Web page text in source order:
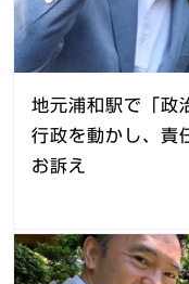
地元浦和駅で「政
行政を動かし、責
お訴え